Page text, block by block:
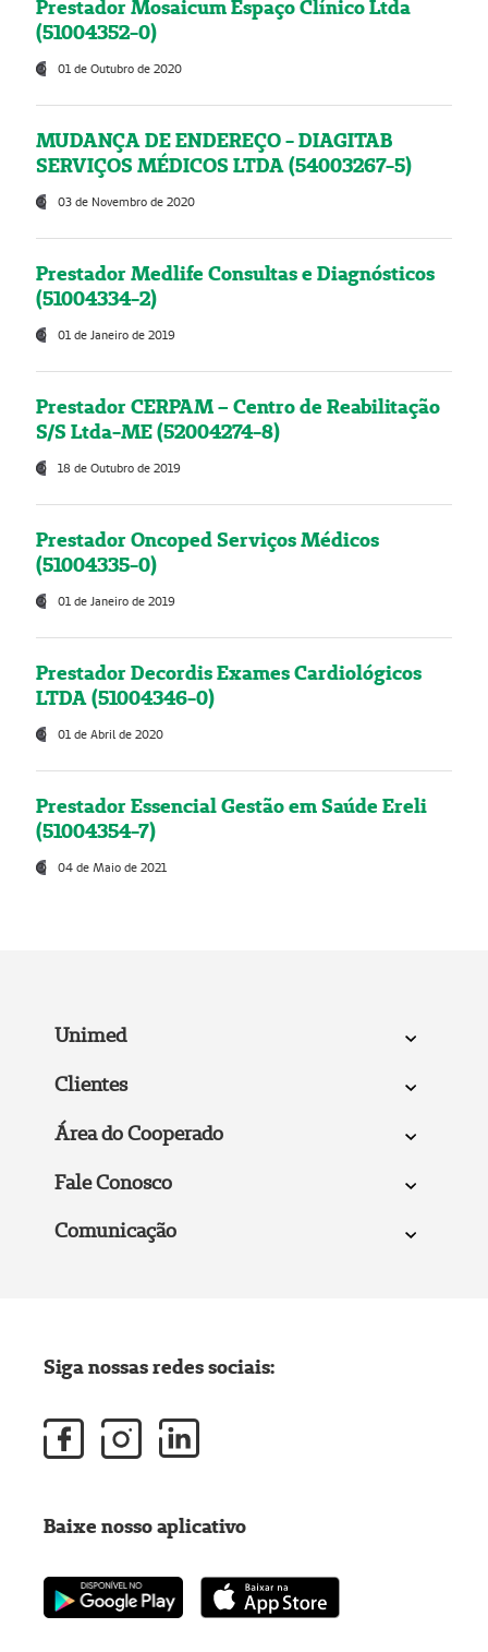
Prestador Mosaicum Espaço Clínico Ltda
(51004352-0)
01 de Outubro de 2020
MUDANÇA DE ENDEREÇO - DIAGITAB
SERVIÇOS MÉDICOS LTDA (54003267-5)
03 de Novembro de 2020
Prestador Medlife Consultas e Diagnósticos
(51004334-2)
01 de Janeiro de 2019
Prestador CERPAM – Centro de Reabilitação
S/S Ltda-ME (52004274-8)
18 de Outubro de 2019
Prestador Oncoped Serviços Médicos
(51004335-0)
01 de Janeiro de 2019
Prestador Decordis Exames Cardiológicos
LTDA (51004346-0)
01 de Abril de 2020
Prestador Essencial Gestão em Saúde Ereli
(51004354-7)
04 de Maio de 2021
Unimed
Clientes
Área do Cooperado
Fale Conosco
Comunicação
Siga nossas redes sociais:
Baixe nosso aplicativo